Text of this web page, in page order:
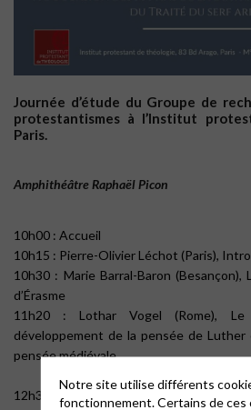
Journée d’étude du Groupe de
protestantismes à l’Institut
Paris.
Amphithéâtre Raphaël Picon
10h00 : Accueil
10h15 : Pierre-Olivier Léchot (Paris),
10h30 : Marie Barral-Baron (Besançon),
d’Érasme
11h20 : Lothar Vogel (Rome),
développement de la pensée de Luther
pensée médiévale
12h30 : Repas (buffet)
Notre site utilise différents
fonctionnement. Certains de ces